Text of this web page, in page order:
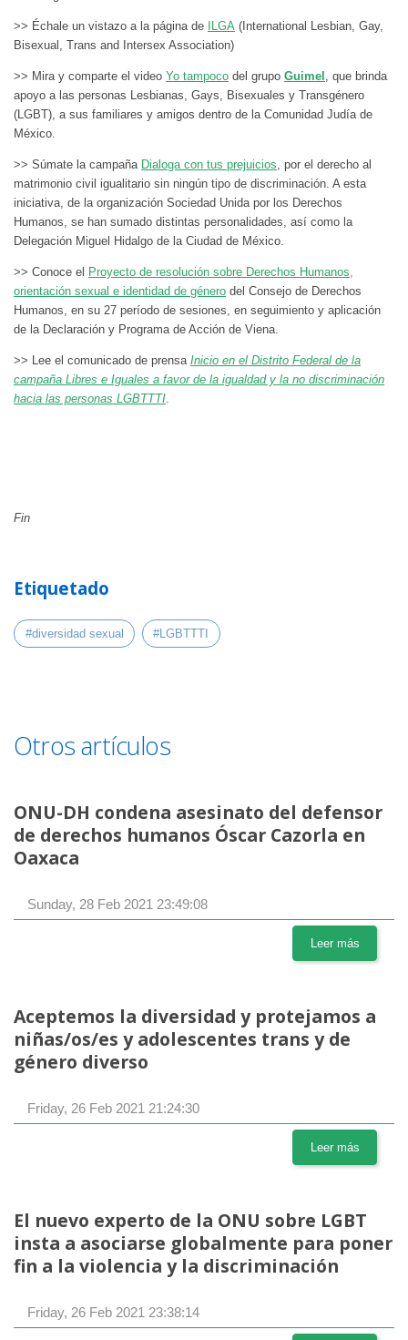
>> Échale un vistazo a la página de ILGA (International Lesbian, Gay,
Bisexual, Trans and Intersex Association)
>> Mira y comparte el video Yo tampoco del grupo Guimel
, que brinda
apoyo a las personas Lesbianas, Gays, Bisexuales y Transgénero
(LGBT), a sus familiares y amigos dentro de la Comunidad Judía de
México.
>> Súmate la campaña Dialoga con tus prejuicios, por el derecho al
matrimonio civil igualitario sin ningún tipo de discriminación. A esta
iniciativa, de la organización Sociedad Unida por los Derechos
Humanos, se han sumado distintas personalidades, así como la
Delegación Miguel Hidalgo de la Ciudad de México.
>> Conoce el Proyecto de resolución sobre Derechos Humanos,
orientación sexual e identidad de género del Consejo de Derechos
Humanos, en su 27 período de sesiones, en seguimiento y aplicación
de la Declaración y Programa de Acción de Viena.
>> Lee el comunicado de prensa Inicio en el Distrito Federal de la
campaña Libres e Iguales a favor de la igualdad y la no discriminación
hacia las personas LGBTTTI.
Fin
Etiquetado
#diversidad sexual #LGBTTTI
Otros artículos
ONU-DH condena asesinato del defensor
de derechos humanos Óscar Cazorla en
Oaxaca
Sunday, 28 Feb 2021 23:49:08
Leer más
Aceptemos la diversidad y protejamos a
niñas/os/es y adolescentes trans y de
género diverso
Friday, 26 Feb 2021 21:24:30
Leer más
El nuevo experto de la ONU sobre LGBT
insta a asociarse globalmente para poner
fin a la violencia y la discriminación
Friday, 26 Feb 2021 23:38:14